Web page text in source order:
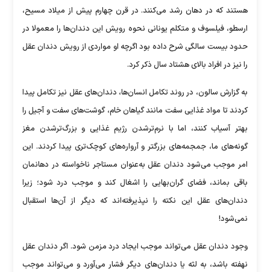
هستند که در دهان رشد می‌کنند. در قرن چهارم پیش از میلاد مسیح،
ارسطو، فیلسوف و متکلم یونانی نحوه رویش این دندان‌ها را معمولا در
حدود بیست سالگی شرح داده بود اگرچه او مواردی از رویش دندان عقل
را نیز در افراد بالای هشتاد سال ذکر کرد.
به گزارش سالون، در روند تکامل انسان‌ها، دندان‌های عقل نیز تکامل پیدا
کردند تا مواد غذایی سفت مانند گیاهان خام، گوشت‌های سفت و آجیل را
بهتر آسیاب کنند، اما با نرم‌ترشدن رژیم غذایی و بزرگ‌ترشدن مغز
گونه‌های ما، جمجمه‌های بزرگتر و آرواره‌های کوچک‌تری پیدا کردند. این
امر موجب می‌شود دندان عقل به‌عنوان مستاجر ناخواسته در دهانمان
باقی بماند، فضای گران‌بهایی را اشغال کند و موجب درد شود؛ زیرا
دندان‌های عقل این نکته را نپذیرفته‌اند که دیگر از آن‌ها استقبال
نمی‌شود!
وجود دندان عقل می‌تواند موجب ایجاد درد مزمن شود. اگر دندان عقل
نهفته باشد، به لثه یا دندان‌های دیگر فشار می‌آورد و می‌تواند موجب